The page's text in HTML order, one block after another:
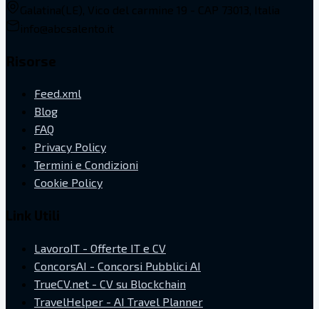
Feed.xml
Blog
FAQ
Privacy Policy
Termini e Condizioni
Cookie Policy
LavoroIT - Offerte IT e CV
ConcorsAI - Concorsi Pubblici AI
TrueCV.net - CV su Blockchain
TravelHelper - AI Travel Planner